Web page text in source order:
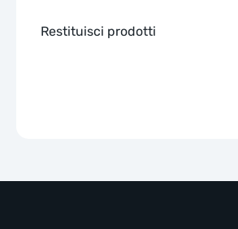
Restituisci prodotti